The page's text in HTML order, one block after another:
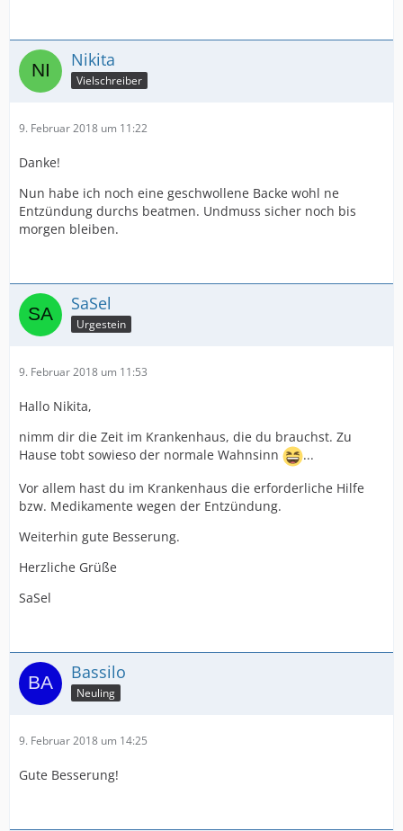
Nikita
Vielschreiber
9. Februar 2018 um 11:22
Danke!
Nun habe ich noch eine geschwollene Backe wohl ne
Entzündung durchs beatmen. Undmuss sicher noch bis
morgen bleiben.
SaSel
Urgestein
9. Februar 2018 um 11:53
Hallo Nikita,
nimm dir die Zeit im Krankenhaus, die du brauchst. Zu
Hause tobt sowieso der normale Wahnsinn
...
Vor allem hast du im Krankenhaus die erforderliche Hilfe
bzw. Medikamente wegen der Entzündung.
Weiterhin gute Besserung.
Herzliche Grüße
SaSel
Bassilo
Neuling
9. Februar 2018 um 14:25
Gute Besserung!